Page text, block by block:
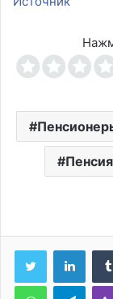
Пенсия
WhatsApp